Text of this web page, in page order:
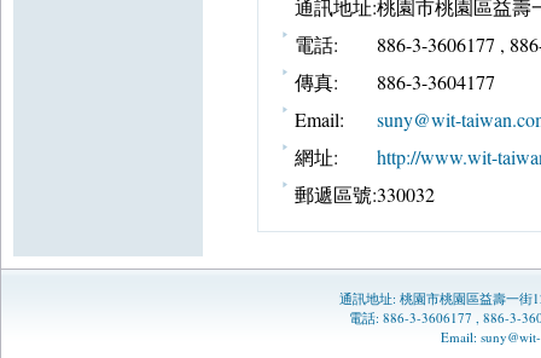
通訊地址:桃園市桃園區益壽
電話:
886-3-3606177 ,
傳真:
886-3-3604177
Email:
suny@wit-
網址:
http://www.wit-
郵遞區號:330032
通訊地址: 桃園市桃園區益壽一街
電話: 886-3-3606177 , 886-3-
Email: